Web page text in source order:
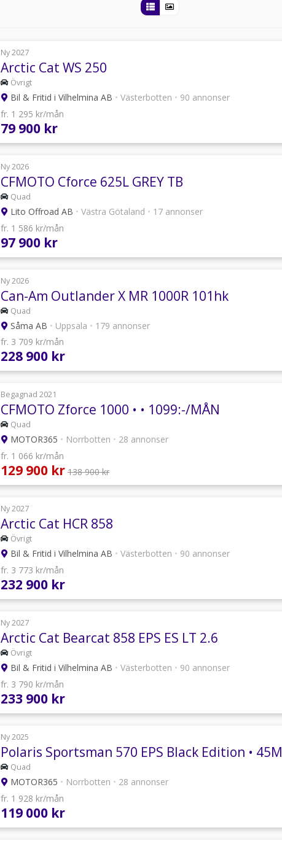
Ny 2027
Arctic Cat WS 250
Övrigt
Bil & Fritid i Vilhelmina AB • Västerbotten • 90 annonser
fr. 1 295 kr/mån
79 900 kr
Ny 2026
CFMOTO Cforce 625L GREY TB
Quad
Lito Offroad AB • Västra Götaland • 17 annonser
fr. 1 586 kr/mån
97 900 kr
Ny 2026
Can-Am Outlander X MR 1000R 101hk
Quad
Såma AB • Uppsala • 179 annonser
fr. 3 709 kr/mån
228 900 kr
Begagnad 2021
CFMOTO Zforce 1000 • • 1099:-/MÅN
Quad
MOTOR365 • Norrbotten • 28 annonser
fr. 1 066 kr/mån
129 900 kr 138 900 kr
Ny 2027
Arctic Cat HCR 858
Övrigt
Bil & Fritid i Vilhelmina AB • Västerbotten • 90 annonser
fr. 3 773 kr/mån
232 900 kr
Ny 2027
Arctic Cat Bearcat 858 EPS ES LT 2.6
Övrigt
Bil & Fritid i Vilhelmina AB • Västerbotten • 90 annonser
fr. 3 790 kr/mån
233 900 kr
Ny 2025
Quad
MOTOR365 • Norrbotten • 28 annonser
fr. 1 928 kr/mån
119 000 kr